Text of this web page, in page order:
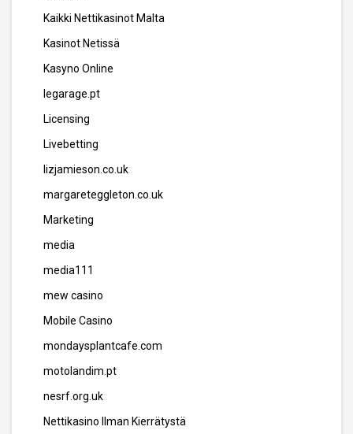
Kaikki Nettikasinot Malta
Kasinot Netissä
Kasyno Online
legarage.pt
Licensing
Livebetting
lizjamieson.co.uk
margareteggleton.co.uk
Marketing
media
media111
mew casino
Mobile Casino
mondaysplantcafe.com
motolandim.pt
nesrf.org.uk
Nettikasino Ilman Kierrätystä